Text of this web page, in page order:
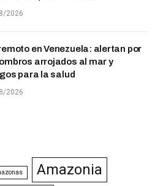
2026
en Venezuela: alertan por
arrojados al mar y
para la salud
2026
Amazonia